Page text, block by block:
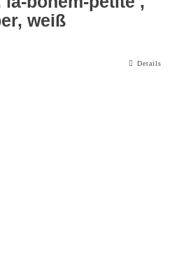
weiß
Details